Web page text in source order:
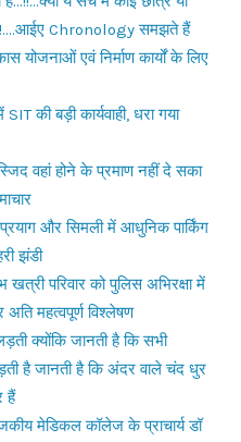
Chronology समझते हैं
योजनाओं एवं निर्माण कार्यों के लिए
की बड़ी कार्यवाही, धरा गया
वहां होने के प्रमाण नहीं दे सका
और सिमली में आधुनिक पार्किंग
झंडी
खत्री परिवार को पुलिस अभिरक्षा में
महत्वपूर्ण विश्लेषण
क्योंकि जानती है कि सभी
है जानती है कि अंदर वाले चंद धुर
हैं
मेडिकल कॉलेज के प्राचार्य डॉ